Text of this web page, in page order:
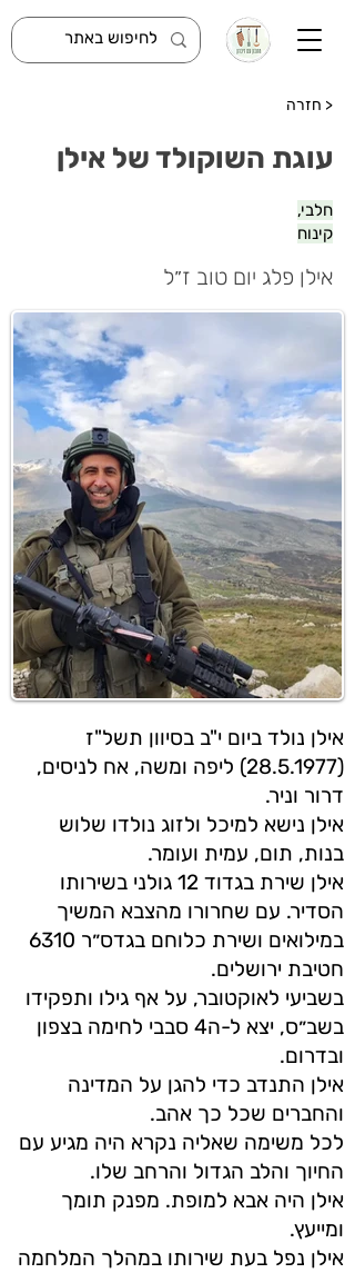
< חזרה
עוגת השוקולד של אילן
חלבי,
קינוח
אילן פלג יום טוב ז״ל
אילן נולד ביום י"ב בסיוון תשל"ז
(28.5.1977) ליפה ומשה, אח לניסים,
דרור וניר.
אילן נישא למיכל ולזוג נולדו שלוש
בנות, תום, עמית ועומר.
אילן שירת בגדוד 12 גולני בשירותו
הסדיר. עם שחרורו מהצבא המשיך
במילואים ושירת כלוחם בגדס״ר 6310
חטיבת ירושלים.
בשביעי לאוקטובר, על אף גילו ותפקידו
בשב״ס, יצא ל-ה4 סבבי לחימה בצפון
ובדרום.
אילן התנדב כדי להגן על המדינה
והחברים שכל כך אהב.
לכל משימה שאליה נקרא היה מגיע עם
החיוך והלב הגדול והרחב שלו.
אילן היה אבא למופת. מפנק תומך
ומייעץ.
אילן נפל בעת שירותו במהלך המלחמה